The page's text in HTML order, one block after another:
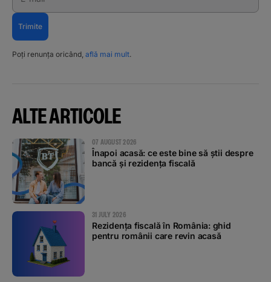
Trimite
Poți renunța oricând, află mai mult.
ALTE ARTICOLE
07 AUGUST 2026
Înapoi acasă: ce este bine să știi despre
bancă și rezidența fiscală
31 JULY 2026
Rezidența fiscală în România: ghid
pentru românii care revin acasă